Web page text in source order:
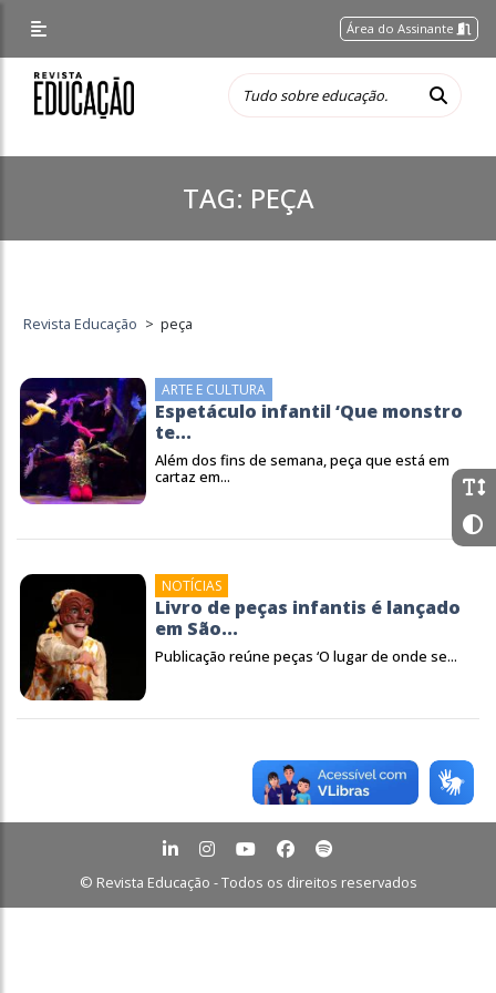
Área do Assinante
TAG: PEÇA
Revista Educação > peça
ARTE E CULTURA
Espetáculo infantil ‘Que monstro
te...
Além dos fins de semana, peça que está em
cartaz em...
NOTÍCIAS
Livro de peças infantis é lançado
em São...
Publicação reúne peças ‘O lugar de onde se...
© Revista Educação - Todos os direitos reservados